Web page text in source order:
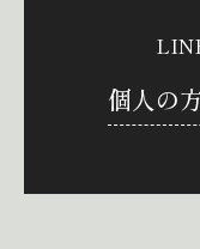
個人の